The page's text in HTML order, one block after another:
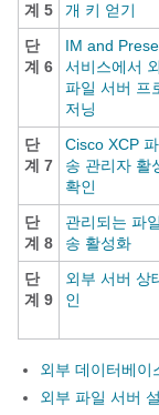
계 5
개 키 얻기
단
계 6
IM and
서비스에서
파일 서버 프
저닝
단
계 7
Cisco XCP
송 관리자 활
확인
단
계 8
관리되는 파
송 활성화
단
계 9
외부 서버 상
인
외부 데이터베이
외부 파일 서버